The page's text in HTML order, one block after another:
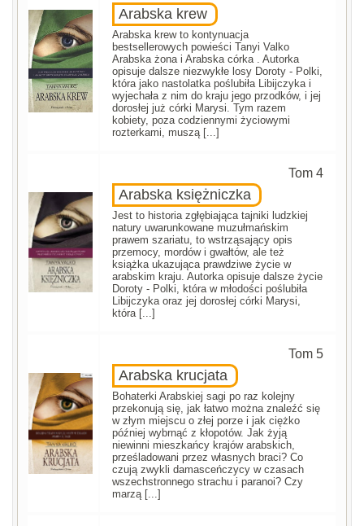
Arabska krew
Arabska krew to kontynuacja
bestsellerowych powieści Tanyi Valko
Arabska żona i Arabska córka . Autorka
opisuje dalsze niezwykłe losy Doroty - Polki,
która jako nastolatka poślubiła Libijczyka i
wyjechała z nim do kraju jego przodków, i jej
dorosłej już córki Marysi. Tym razem
kobiety, poza codziennymi życiowymi
rozterkami, muszą [...]
Tom 4
Arabska księżniczka
Jest to historia zgłębiająca tajniki ludzkiej
natury uwarunkowane muzułmańskim
prawem szariatu, to wstrząsający opis
przemocy, mordów i gwałtów, ale też
książka ukazująca prawdziwe życie w
arabskim kraju. Autorka opisuje dalsze życie
Doroty - Polki, która w młodości poślubiła
Libijczyka oraz jej dorosłej córki Marysi,
która [...]
Tom 5
Arabska krucjata
Bohaterki Arabskiej sagi po raz kolejny
przekonują się, jak łatwo można znaleźć się
w złym miejscu o złej porze i jak ciężko
później wybrnąć z kłopotów. Jak żyją
niewinni mieszkańcy krajów arabskich,
prześladowani przez własnych braci? Co
czują zwykli damasceńczycy w czasach
wszechstronnego strachu i paranoi? Czy
marzą [...]